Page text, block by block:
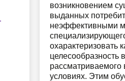
возникновением
выданных
неэффективными
охарактеризовать
целесообразность
рассматриваемого
условиях. Этим